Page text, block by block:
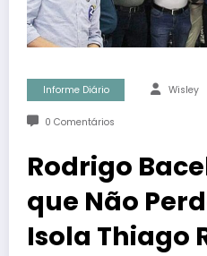
Informe Diário Wisley
0 Comentários
Rodrigo
que Não
Isola Thiago